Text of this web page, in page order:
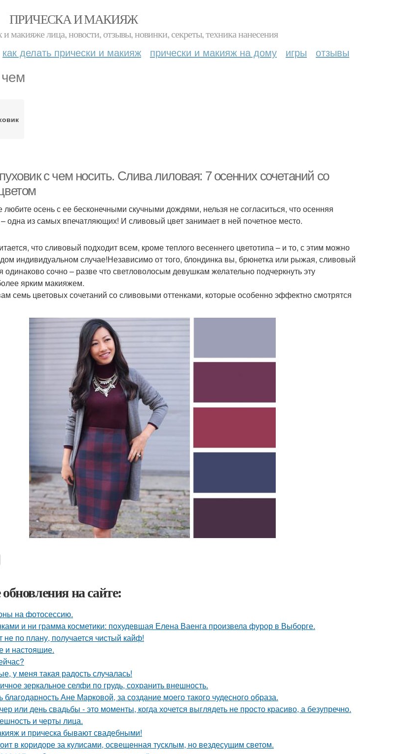
ПРИЧЕСКА И МАКИЯЖ
макияже лица, новости, отзывы, новинки, секреты, техника нанесения
как делать прически и макияж прически и макияж на дому игры отзывы
чем
с чем носить. Cлива лиловая: 7 осенних сочетаний со
осень с ее бесконечными скучными дождями, нельзя не согласиться, что осенняя
одна из самых впечатляющих! И сливовый цвет занимает в ней почетное место.
что сливовый подходит всем, кроме теплого весеннего цветотипа – и то, с этим можно
индивидуальном случае!Независимо от того, блондинка вы, брюнетка или рыжая, сливовый
одинаково сочно – разве что светловолосым девушкам желательно подчеркнуть эту
ярким макияжем.
семь цветовых сочетаний со сливовыми оттенками, которые особенно эффектно смотрятся
на сайте:
на фотосессию.
и ни грамма косметики: похудевшая Елена Ваенга произвела фурор в Выборге.
не по плану, получается чистый кайф!
и настоящие.
у меня такая радость случалась!
зеркальное селфи по грудь, сохранить внешность.
благодарность Ане Марковой, за создание моего такого чудесного образа.
или день свадьбы - это моменты, когда хочется выглядеть не просто красиво, а безупречно.
и черты лица.
и прическа бывают свадебными!
в коридоре за кулисами, освещенная тусклым, но вездесущим светом.